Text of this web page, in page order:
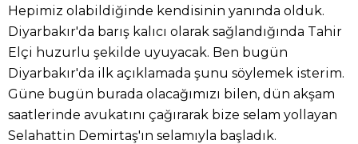
Hepimiz olabildiğinde kendisinin yanında olduk.
Diyarbakır'da barış kalıcı olarak sağlandığında Tahir
Elçi huzurlu şekilde uyuyacak. Ben bugün
Diyarbakır'da ilk açıklamada şunu söylemek isterim.
Güne bugün burada olacağımızı bilen, dün akşam
saatlerinde avukatını çağırarak bize selam yollayan
Selahattin Demirtaş'ın selamıyla başladık.